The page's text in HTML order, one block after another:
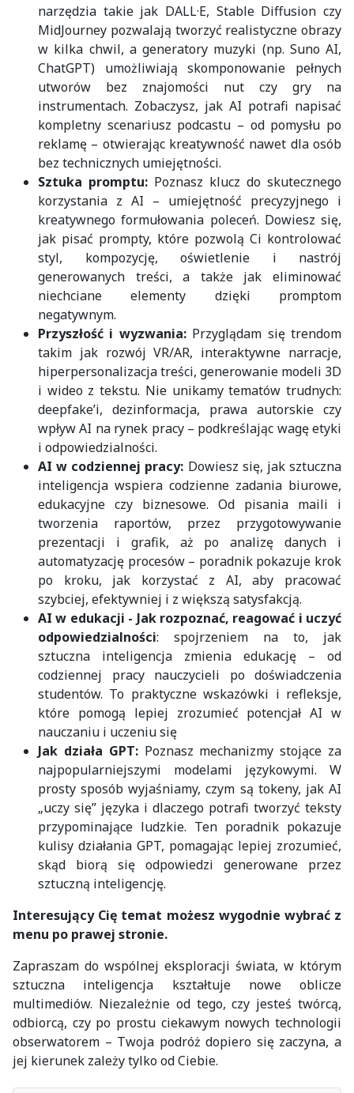
narzędzia takie jak DALL·E, Stable Diffusion czy
MidJourney pozwalają tworzyć realistyczne obrazy
w kilka chwil, a generatory muzyki (np. Suno AI,
ChatGPT) umożliwiają skomponowanie pełnych
utworów bez znajomości nut czy gry na
instrumentach. Zobaczysz, jak AI potrafi napisać
kompletny scenariusz podcastu – od pomysłu po
reklamę – otwierając kreatywność nawet dla osób
bez technicznych umiejętności.
Sztuka promptu: Poznasz klucz do skutecznego
korzystania z AI – umiejętność precyzyjnego i
kreatywnego formułowania poleceń. Dowiesz się,
jak pisać prompty, które pozwolą Ci kontrolować
styl, kompozycję, oświetlenie i nastrój
generowanych treści, a także jak eliminować
niechciane elementy dzięki promptom
negatywnym.
Przyszłość i wyzwania: Przyglądam się trendom
takim jak rozwój VR/AR, interaktywne narracje,
hiperpersonalizacja treści, generowanie modeli 3D
i wideo z tekstu. Nie unikamy tematów trudnych:
deepfake’i, dezinformacja, prawa autorskie czy
wpływ AI na rynek pracy – podkreślając wagę etyki
i odpowiedzialności.
AI w codziennej pracy: Dowiesz się, jak sztuczna
inteligencja wspiera codzienne zadania biurowe,
edukacyjne czy biznesowe. Od pisania maili i
tworzenia raportów, przez przygotowywanie
prezentacji i grafik, aż po analizę danych i
automatyzację procesów – poradnik pokazuje krok
po kroku, jak korzystać z AI, aby pracować
szybciej, efektywniej i z większą satysfakcją.
AI w edukacji - Jak rozpoznać, reagować i uczyć
odpowiedzialności: spojrzeniem na to, jak
sztuczna inteligencja zmienia edukację – od
codziennej pracy nauczycieli po doświadczenia
studentów. To praktyczne wskazówki i refleksje,
które pomogą lepiej zrozumieć potencjał AI w
nauczaniu i uczeniu się
Jak działa GPT: Poznasz mechanizmy stojące za
najpopularniejszymi modelami językowymi. W
prosty sposób wyjaśniamy, czym są tokeny, jak AI
„uczy się” języka i dlaczego potrafi tworzyć teksty
przypominające ludzkie. Ten poradnik pokazuje
kulisy działania GPT, pomagając lepiej zrozumieć,
skąd biorą się odpowiedzi generowane przez
sztuczną inteligencję.
Interesujący Cię temat możesz wygodnie wybrać z
menu po prawej stronie.
Zapraszam do wspólnej eksploracji świata, w którym
sztuczna inteligencja kształtuje nowe oblicze
multimediów. Niezależnie od tego, czy jesteś twórcą,
odbiorcą, czy po prostu ciekawym nowych technologii
obserwatorem – Twoja podróż dopiero się zaczyna, a
jej kierunek zależy tylko od Ciebie.